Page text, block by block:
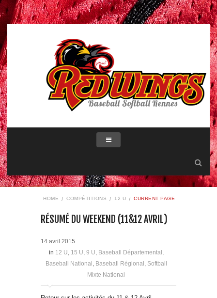
HOME COMPÉTITIONS 12 U CURRENT PAGE
RÉSUMÉ DU WEEKEND (11&12 AVRIL)
14 avril 2015
in 12 U, 15 U, 9 U, Baseball Départemental ,
Baseball National , Baseball Régional , Softball
Mixte National